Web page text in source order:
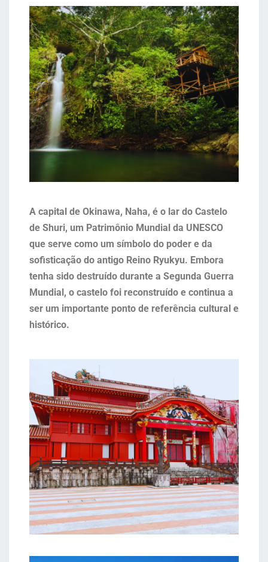
A capital de Okinawa, Naha, é o lar do Castelo
de Shuri, um Patrimônio Mundial da UNESCO
que serve como um símbolo do poder e da
sofisticação do antigo Reino Ryukyu. Embora
tenha sido destruído durante a Segunda Guerra
Mundial, o castelo foi reconstruído e continua a
ser um importante ponto de referência cultural e
histórico.